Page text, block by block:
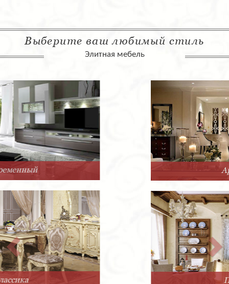
Выберите ваш любимый стиль
Элитная мебель